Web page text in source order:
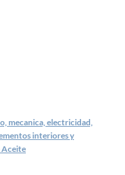
mecanica, electricidad,
interiores y
Aceite